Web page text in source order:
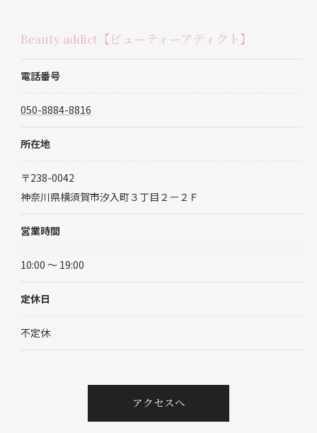
Beauty addict【ビューティーアディクト】
電話番号
050-8884-8816
所在地
〒238-0042
神奈川県横須賀市汐入町３丁目２ー２Ｆ
営業時間
10:00 ～ 19:00
定休日
不定休
アクセスへ